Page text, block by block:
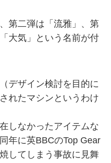
第二弾は「流雅」、第
大気」という名前が付
デザイン検討を目的に
れたマシンというわけ
しなかったアイテムな
年に英BBCのTop Gear
してしまう事故に見舞